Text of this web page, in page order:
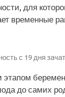
для
временные
с 19 дня
до самих